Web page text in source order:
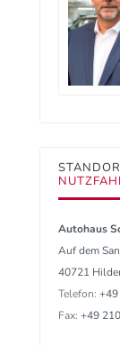
Autohaus
Auf dem
40721
Telefon:
Fax: +49